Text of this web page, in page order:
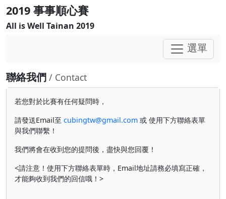
2019 事事順心賽
All is Well Tainan 2019
選單
聯絡我們 / Contact
若您對於比賽有任何疑問時，
請發送Email至 cubingtw@gmail.com 或 使用下方聯絡表單
與我們聯繫！
我們將會在收到您的提問後，盡快與您回覆！
<請注意！使用下方聯絡表單時，Email地址請務必填寫正確，
才能夠收到我們的回信哦！>